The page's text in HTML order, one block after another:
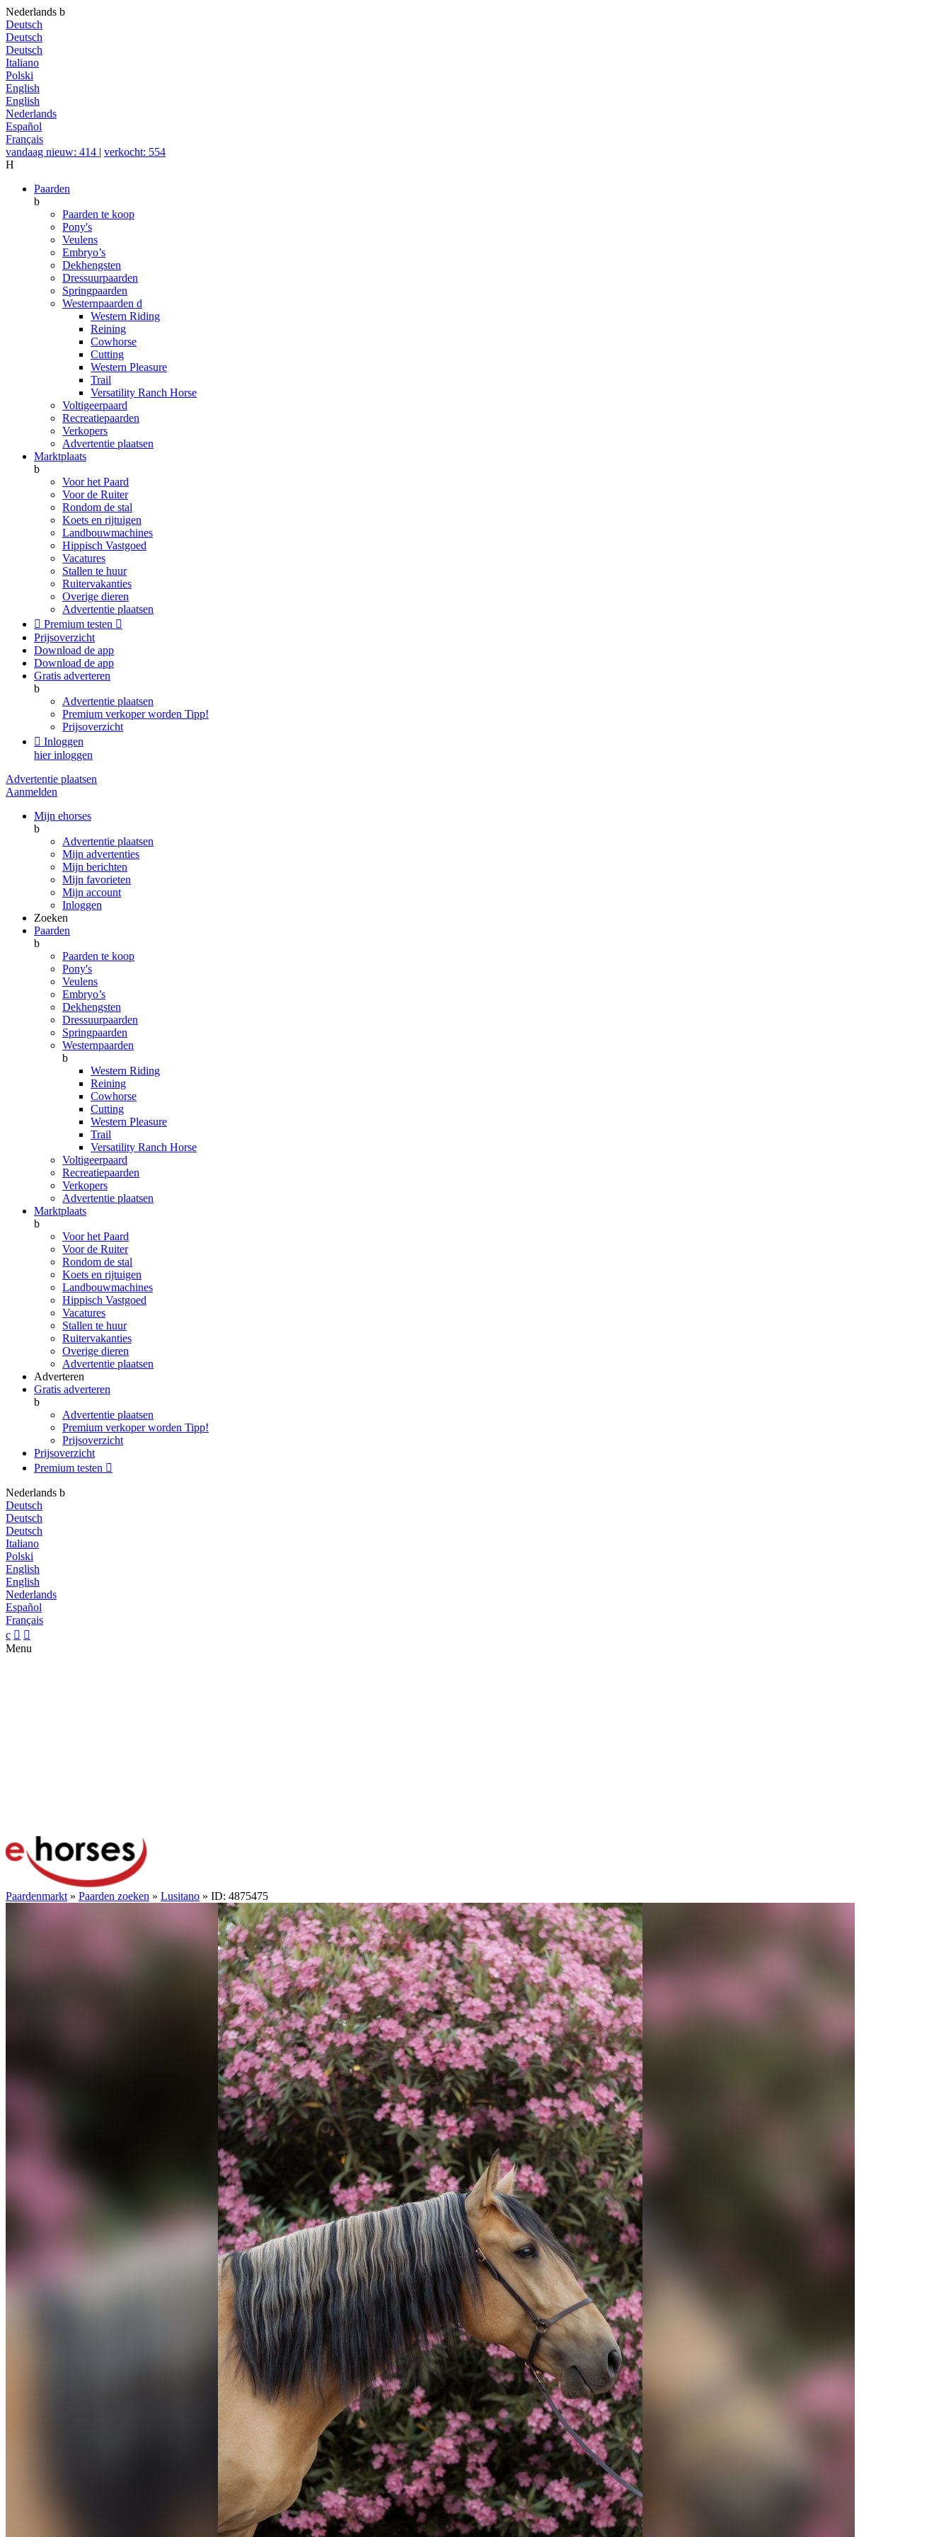
Nederlands b
Deutsch
Deutsch
Deutsch
Italiano
Polski
English
English
Nederlands
Español
Français
vandaag nieuw: 414 | verkocht: 554
H
Paarden
b
Paarden te koop
Pony's
Veulens
Embryo’s
Dekhengsten
Dressuurpaarden
Springpaarden
Westernpaarden d
Western Riding
Reining
Cowhorse
Cutting
Western Pleasure
Trail
Versatility Ranch Horse
Voltigeerpaard
Recreatiepaarden
Verkopers
Advertentie plaatsen
Marktplaats
b
Voor het Paard
Voor de Ruiter
Rondom de stal
Koets en rijtuigen
Landbouwmachines
Hippisch Vastgoed
Vacatures
Stallen te huur
Ruitervakanties
Overige dieren
Advertentie plaatsen
 Premium testen 
Prijsoverzicht
Download de app
Download de app
Gratis adverteren
b
Advertentie plaatsen
Premium verkoper worden Tipp!
Prijsoverzicht
 Inloggen
hier inloggen
Advertentie plaatsen
Aanmelden
Mijn ehorses
b
Advertentie plaatsen
Mijn advertenties
Mijn berichten
Mijn favorieten
Mijn account
Inloggen
Zoeken
Paarden
b
Paarden te koop
Pony's
Veulens
Embryo’s
Dekhengsten
Dressuurpaarden
Springpaarden
Westernpaarden
b
Western Riding
Reining
Cowhorse
Cutting
Western Pleasure
Trail
Versatility Ranch Horse
Voltigeerpaard
Recreatiepaarden
Verkopers
Advertentie plaatsen
Marktplaats
b
Voor het Paard
Voor de Ruiter
Rondom de stal
Koets en rijtuigen
Landbouwmachines
Hippisch Vastgoed
Vacatures
Stallen te huur
Ruitervakanties
Overige dieren
Advertentie plaatsen
Adverteren
Gratis adverteren
b
Advertentie plaatsen
Premium verkoper worden Tipp!
Prijsoverzicht
Prijsoverzicht
Premium testen 
Nederlands b
Deutsch
Deutsch
Deutsch
Italiano
Polski
English
English
Nederlands
Español
Français
c  
Menu
Paardenmarkt » Paarden zoeken » Lusitano » ID: 4875475